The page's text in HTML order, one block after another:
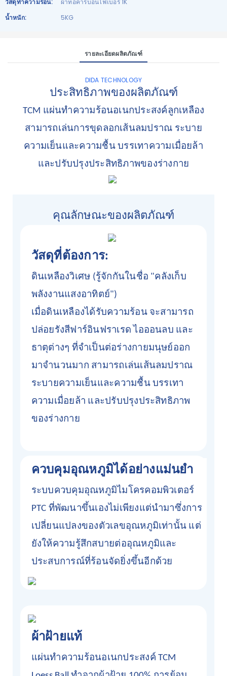
วัสดุทำความร้อน:
ผ้าทอคาร์บอนไฟเบอร์ 1K
น้ำหนัก:
5KG
รายละเอียดผลิตภัณฑ์
DIDA TECHNOLOGY
ประสิทธิภาพของผลิตภัณฑ์
TCM แผ่นทำความร้อนอเนกประสงค์ลูกเหลือง
สามารถเล่นการขุดลอกเส้นลมปราณ ระบาย
ความเย็นและความชื้น บรรเทาความเมื่อยล้า
และปรับปรุงประสิทธิภาพของร่างกาย
คุณลักษณะของผลิตภัณฑ์
วัสดุที่ต้องการ:
ดินเหลืองวิเศษ (รู้จักกันในชื่อ "คลังเก็บ
พลังงานแสงอาทิตย์")
เมื่อดินเหลืองได้รับความร้อน จะสามารถ
ปล่อยรังสีฟาร์อินฟราเรด ไอออนลบ และ
ธาตุต่างๆ ที่จำเป็นต่อร่างกายมนุษย์ออก
มาจำนวนมาก สามารถเล่นเส้นลมปราณ
ระบายความเย็นและความชื้น บรรเทา
ความเมื่อยล้า และปรับปรุงประสิทธิภาพ
ของร่างกาย
ควบคุมอุณหภูมิได้อย่างแม่นยำ
ระบบควบคุมอุณหภูมิไมโครคอมพิวเตอร์
PTC ที่พัฒนาขึ้นเองไม่เพียงแต่นำมาซึ่งการ
เปลี่ยนแปลงของตัวเลขอุณหภูมิเท่านั้น แต่
ยังให้ความรู้สึกสบายต่ออุณหภูมิและ
ประสบการณ์ที่ร้อนจัดยิ่งขึ้นอีกด้วย
ผ้าฝ้ายแท้
แผ่นทำความร้อนอเนกประสงค์ TCM